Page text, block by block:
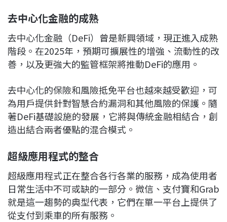
去中心化金融的成熟
去中心化金融（DeFi）曾是新興領域，現正進入成熟
階段。在2025年，預期可擴展性的增強、流動性的改
善，以及更強大的監管框架將推動DeFi的應用。
去中心化的保險和風險抵免平台也越來越受歡迎，可
為用戶提供針對智慧合約漏洞和其他風險的保護。隨
著DeFi基礎設施的發展，它將與傳統金融相結合，創
造出結合兩者優點的混合模式。
超級應用程式的整合
超級應用程式正在整合各行各業的服務，成為使用者
日常生活中不可或缺的一部分。微信、支付寶和Grab
就是這一趨勢的典型代表，它們在單一平台上提供了
從支付到乘車的所有服務。